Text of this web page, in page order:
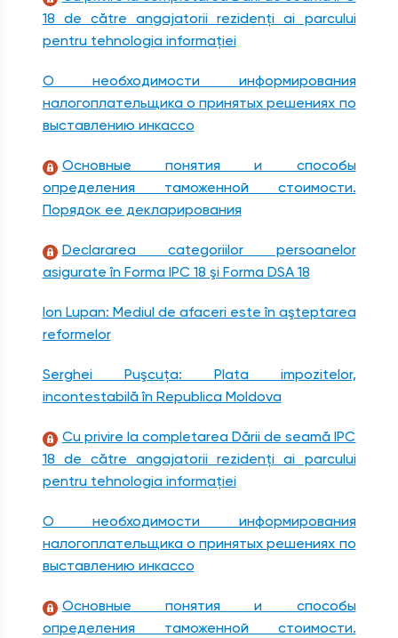
18 de către angajatorii rezidenţi ai parcului
pentru tehnologia informaţiei
О необходимости информирования
налогоплательщика о принятых решениях по
выставлению инкассо
Основные понятия и способы
определения таможенной стоимости.
Порядок ее декларирования
Declararea categoriilor persoanelor
asigurate în Forma IPC 18 şi Forma DSA 18
Ion Lupan: Mediul de afaceri este în aşteptarea
reformelor
Serghei Puşcuţa: Plata impozitelor,
incontestabilă în Republica Moldova
Cu privire la completarea Dării de seamă IPC
18 de către angajatorii rezidenţi ai parcului
pentru tehnologia informaţiei
О необходимости информирования
налогоплательщика о принятых решениях по
выставлению инкассо
Основные понятия и способы
определения таможенной стоимости.